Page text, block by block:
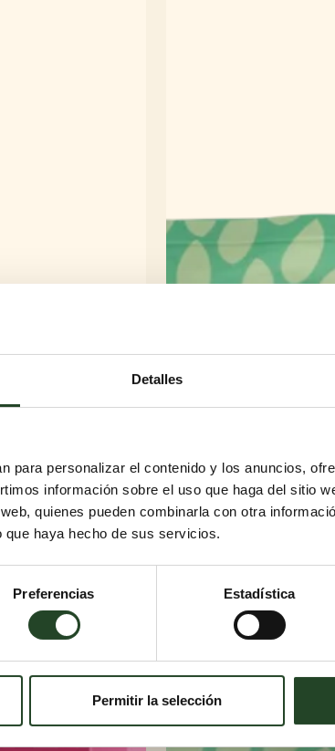
Detalles
para personalizar el contenido y los anuncios,
información sobre el uso que haga del sitio
quienes pueden combinarla con otra
haya hecho de sus servicios.
Preferencias Estadística
Permitir la selección